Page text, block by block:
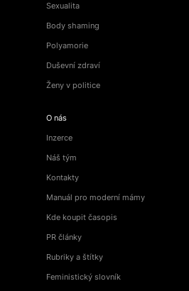
Sexualita
Body shaming
Polyamorie
Duševní zdraví
Ženy v politice
O nás
Inzerce
Náš tým
Kontakty
Manuál pro moderní mámy
Kde koupit časopis
PR články
Rubriky a štítky
Feministický slovník